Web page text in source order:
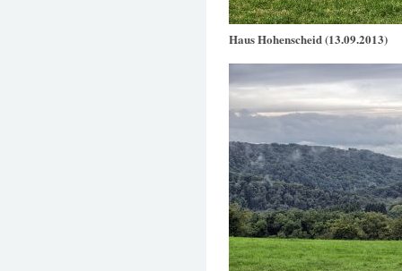
Haus Hohenscheid (13.09.2013)